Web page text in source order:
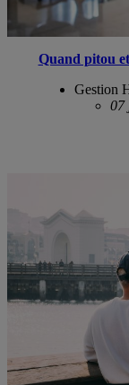
Quand pitou
Gestion
07